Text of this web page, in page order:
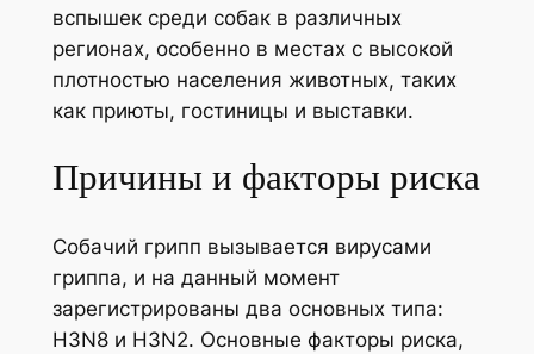
вспышек среди собак в различных
регионах, особенно в местах с высокой
плотностью населения животных, таких
как приюты, гостиницы и выставки.
Причины и факторы риска
Собачий грипп вызывается вирусами
гриппа, и на данный момент
зарегистрированы два основных типа:
H3N8 и H3N2. Основные факторы риска,